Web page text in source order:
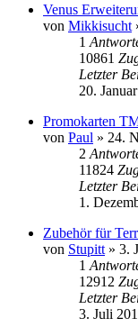
Venus
von Mikkisucht
1
10861
Letzter
20.
Promokarten
von Paul » 24.
2
11824
Letzter
1.
Zubehör für
von Stupitt » 3.
1
12912
Letzter
3. Juli